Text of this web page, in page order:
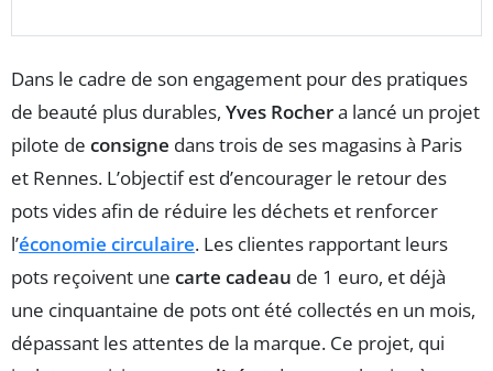
Dans le cadre de son engagement pour des pratiques
de beauté plus durables, Yves Rochera lancé un projet
pilote de consigne dans trois de ses magasins à Paris
et Rennes. L’objectif est d’encourager le retour des
pots vides afin de réduire les déchets et renforcer
l’économie circulaire. Les clientes rapportant leurs
pots reçoivent une carte cadeau de 1 euro, et déjà
une cinquantaine de pots ont été collectés en un mois,
dépassant les attentes de la marque. Ce projet, qui